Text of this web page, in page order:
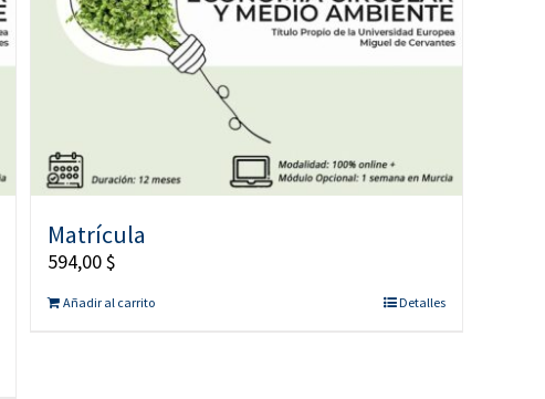
Matrícula
594,00$
Añadir al carrito Detalles